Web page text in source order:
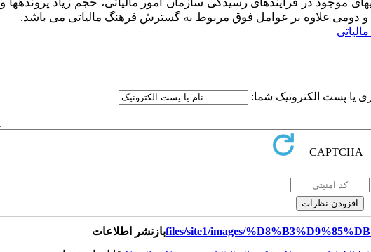
موجود در فرآیندهای رسیدگی سازمان امور مالیاتی، حجم زیاد پرونده­ها و
علاوه بر عوامل فوق مربوط به گسترش فرهنگ مالیاتی می باشد.
یا پست الکترونیک شما:
بازنشر اطلاعات